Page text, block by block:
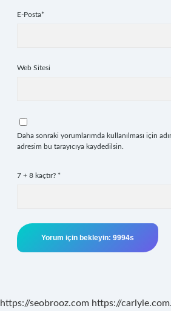
E-Posta*
Web Sitesi
Daha sonraki yorumlarımda kullanılması için
adresim bu tarayıcıya kaydedilsin.
7 + 8 kaçtır? *
https://seobrooz.com https://